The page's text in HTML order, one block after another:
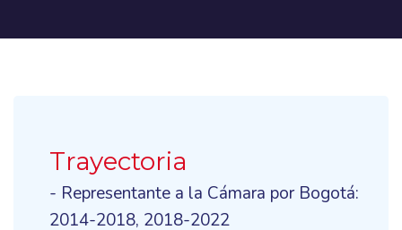
Trayectoria
- Representante a la Cámara por Bogotá:
2014-2018, 2018-2022